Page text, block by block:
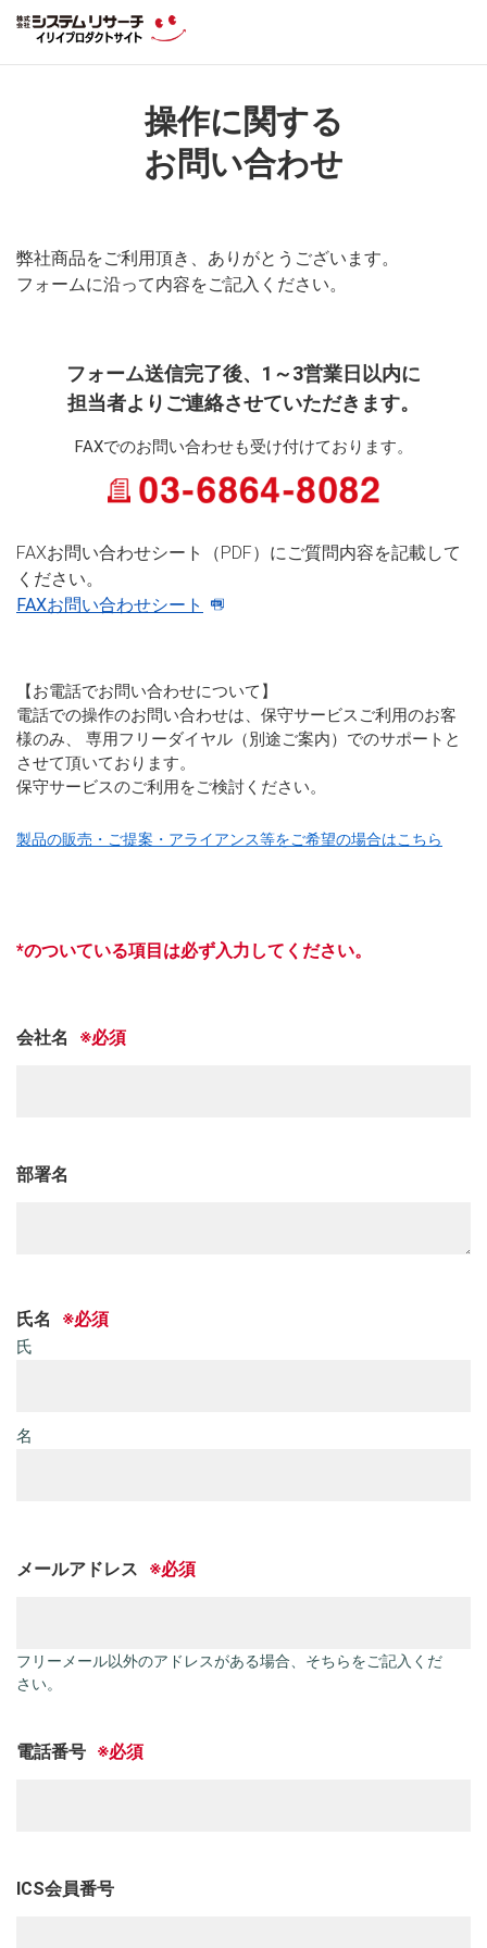
操作に関する
お問い合わせ
弊社商品をご利用頂き、ありがとうございます。
フォームに沿って内容をご記入ください。
フォーム送信完了後、1～3営業日以内に
担当者よりご連絡させていただきます。
FAXでのお問い合わせも受け付けております。
FAXお問い合わせシート（PDF）にご質問内容を記載して
ください。
FAXお問い合わせシート
【お電話でお問い合わせについて】
電話での操作のお問い合わせは、保守サービスご利用のお客
様のみ、 専用フリーダイヤル（別途ご案内）でのサポートと
させて頂いております。
保守サービスのご利用をご検討ください。
製品の販売・ご提案・アライアンス等をご希望の場合はこちら
会社名
部署名
氏名
氏
名
メールアドレス
フリーメール以外のアドレスがある場合、そちらをご記入くだ
さい。
電話番号
ICS会員番号